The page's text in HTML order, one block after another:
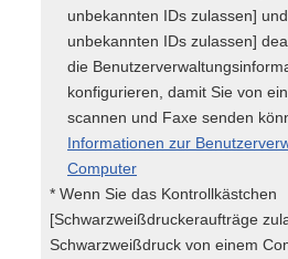
unbekannten IDs zulassen]
unbekannten IDs zulassen]
die
konfigurieren, damit Sie von
scannen und Faxe senden
Informationen zur
Computer
* Wenn Sie das Kontrollkästchen
[Schwarzweißdruckeraufträge
Schwarzweißdruck von einem